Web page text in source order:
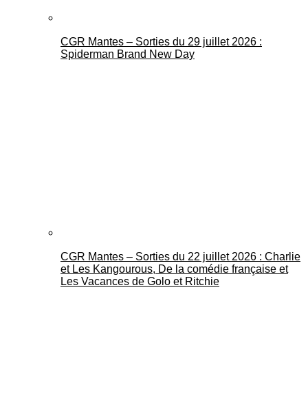
CGR Mantes – Sorties du 29 juillet 2026 :
Spiderman Brand New Day
CGR Mantes – Sorties du 22 juillet 2026 : Charlie
et Les Kangourous, De la comédie française et
Les Vacances de Golo et Ritchie